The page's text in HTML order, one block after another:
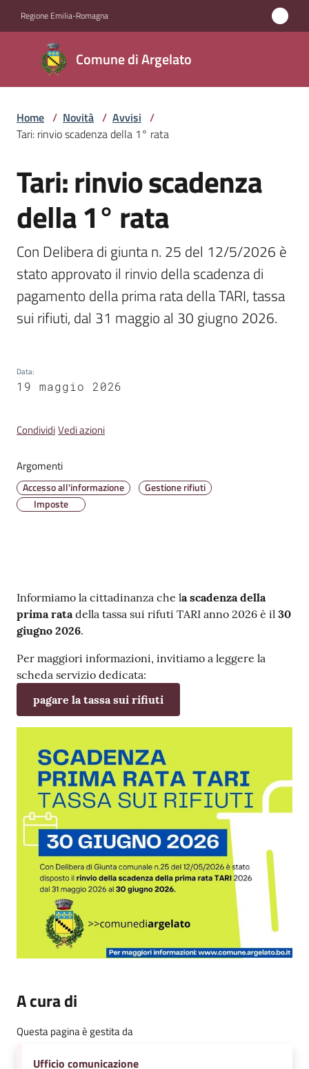
Regione Emilia-Romagna
Comune di Argelato
Comune
di
Argelato
Novità
Servizi
Vivere
Argelato
Amministrazione
Trasparente
gli
Seguici
Home / Novità / Avvisi /
Tari: rinvio scadenza della 1° rata
Salta al contenuto
Tari: rinvio scadenza
della 1° rata
Con Delibera di giunta n. 25 del 12/5/2026 è
stato approvato il rinvio della scadenza di
pagamento della prima rata della TARI, tassa
sui rifiuti, dal 31 maggio al 30 giugno 2026.
Data:
19 maggio 2026
CondividiVedi azioni
Argomenti
Accesso all'informazione
Gestione rifiuti
Imposte
Contenuto
Informiamo la cittadinanza che la scadenza della
prima ratadella tassa sui rifuti TARI anno 2026 è il 30
giugno 2026.
Per maggiori informazioni, invitiamo a leggere la
scheda servizio dedicata:
pagare la tassa sui rifiuti
A cura di
Questa pagina è gestita da
Ufficio comunicazione